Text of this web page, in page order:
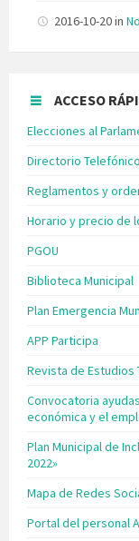
2016-10-20in
ACCESO
Elecciones al
Directorio Telefónico
Reglamentos y
Horario y precio de
PGOU
Biblioteca Municipal
Plan Emergencia
APP Participa
Revista de Estudios
Convocatoria
económica y el
Plan Municipal de
2022»
Mapa de Redes
Portal del personal